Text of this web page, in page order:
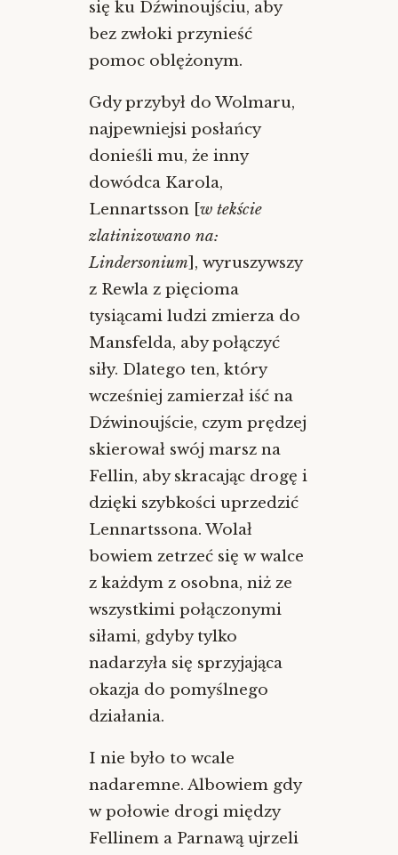
się ku Dźwinoujściu, aby
bez zwłoki przynieść
pomoc oblężonym.
Gdy przybył do Wolmaru,
najpewniejsi posłańcy
donieśli mu, że inny
dowódca Karola,
Lennartsson [ w tekście
zlatinizowano na:
Lindersonium ], wyruszywszy
z Rewla z pięcioma
tysiącami ludzi zmierza do
Mansfelda, aby połączyć
siły. Dlatego ten, który
wcześniej zamierzał iść na
Dźwinoujście, czym prędzej
skierował swój marsz na
Fellin, aby skracając drogę i
dzięki szybkości uprzedzić
Lennartssona. Wolał
bowiem zetrzeć się w walce
z każdym z osobna, niż ze
wszystkimi połączonymi
siłami, gdyby tylko
nadarzyła się sprzyjająca
okazja do pomyślnego
działania.
I nie było to wcale
nadaremne. Albowiem gdy
w połowie drogi między
Fellinem a Parnawą ujrzeli